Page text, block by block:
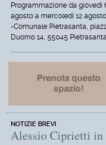
Programmazione da giovedì
agosto a mercoledì 12
-Comunale Pietrasanta,
Duomo 14, 55045 Pietrasanta
NOTIZIE BREVI
Alessio Ciprietti in